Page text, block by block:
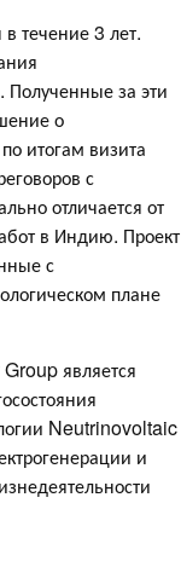
течение 3 лет.
Полученные за эти
о
итогам визита
с
отличается от
в Индию. Проект
с
плане
является
Neutrinovoltaic
и